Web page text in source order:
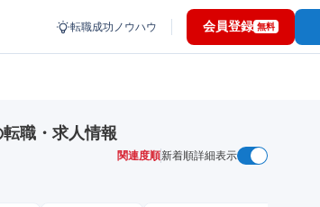
転職成功ノウハウ 会員登録 無料
職・求人情報
関連度順新着順詳細表示